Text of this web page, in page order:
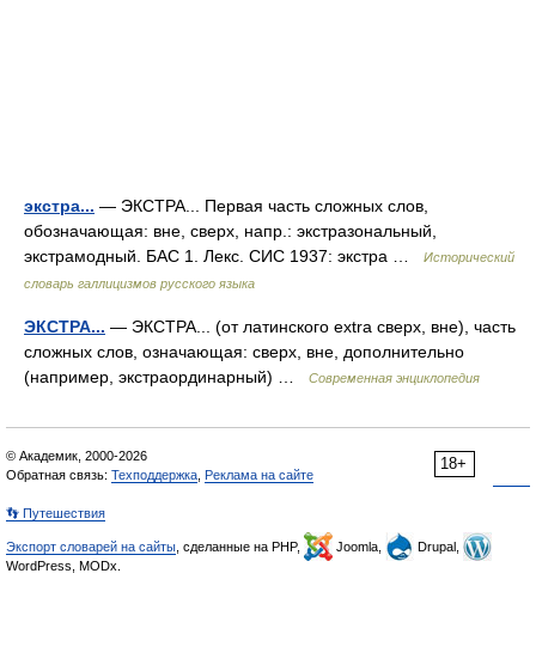
экстра... — ЭКСТРА... Первая часть сложных слов,
обозначающая: вне, сверх, напр.: экстразональный,
экстрамодный. БАС 1. Лекс. СИС 1937: экстра …
Исторический
словарь галлицизмов русского языка
ЭКСТРА... — ЭКСТРА... (от латинского extra сверх, вне), часть
сложных слов, означающая: сверх, вне, дополнительно
(например, экстраординарный) …
Современная энциклопедия
18+
© Академик, 2000-2026
Обратная связь: Техподдержка Реклама на сайте
👣 Путешествия
Экспорт словарей на сайты , сделанные на PHP, Joomla,
Drupal,
WordPress, MODx.